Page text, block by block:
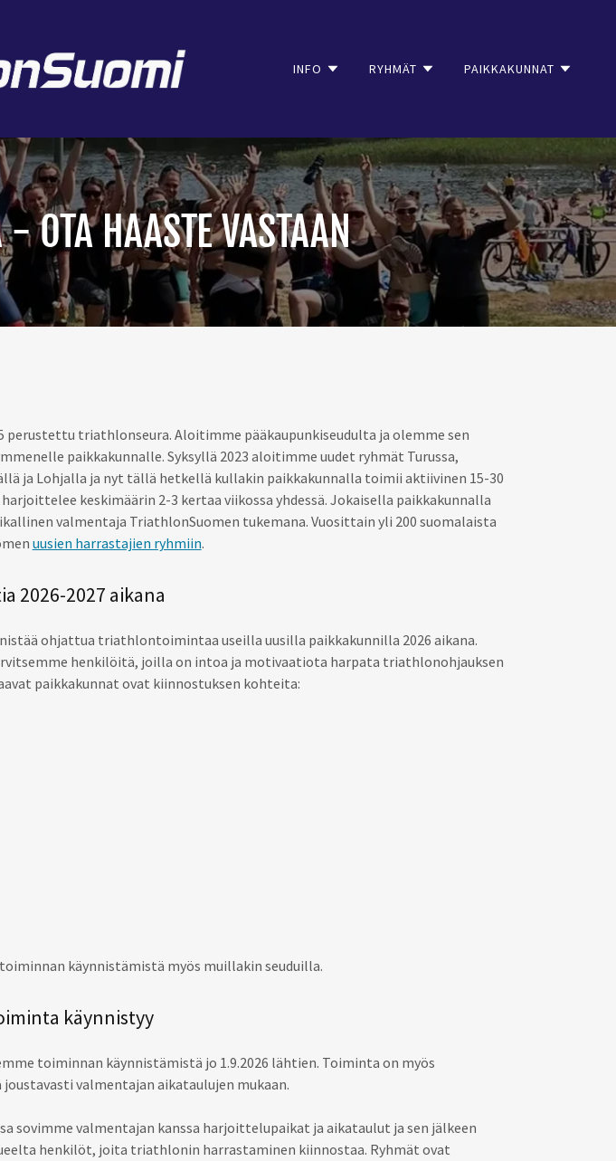
INFO RYHMÄT PAIKKAKUNNAT
OTA HAASTE VASTAAN
perustettu triathlonseura. Aloitimme pääkaupunkiseudulta ja olemme sen
paikkakunnalle. Syksyllä 2023 aloitimme uudet ryhmät Turussa,
ja Lohjalla ja nyt tällä hetkellä kullakin paikkakunnalla toimii aktiivinen 15-30
keskimäärin 2-3 kertaa viikossa yhdessä. Jokaisella paikkakunnalla
valmentaja TriathlonSuomen tukemana. Vuosittain yli 200 suomalaista
uusien harrastajien ryhmiin.
2026-2027 aikana
ohjattua triathlontoimintaa useilla uusilla paikkakunnilla 2026 aikana.
henkilöitä, joilla on intoa ja motivaatiota harpata triathlonohjauksen
paikkakunnat ovat kiinnostuksen kohteita:
käynnistämistä myös muillakin seuduilla.
käynnistyy
toiminnan käynnistämistä jo 1.9.2026 lähtien. Toiminta on myös
valmentajan aikataulujen mukaan.
sovimme valmentajan kanssa harjoittelupaikat ja aikataulut ja sen jälkeen
henkilöt, joita triathlonin harrastaminen kiinnostaa. Ryhmät ovat